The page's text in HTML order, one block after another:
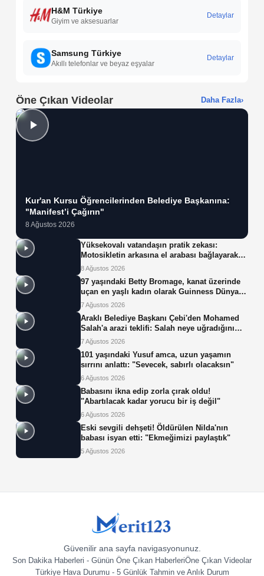
H&M Türkiye
Giyim ve aksesuarlar
Detaylar
Samsung Türkiye
Akıllı telefonlar ve beyaz eşyalar
Detaylar
Öne Çıkan Videolar Daha Fazla›
Kur'an Kursu Öğrencilerinden Belediye Başkanına:
"Manifest’i Çağırın"
8 Ağustos 2026
Yüksekovalı vatandaşın pratik zekası:
Motosikletin arkasına el arabası bağlayarak
üzerinde ot taşıdı
8 Ağustos 2026
97 yaşındaki Betty Bromage, kanat üzerinde
uçan en yaşlı kadın olarak Guinness Dünya
Rekoru'nu kırdı
7 Ağustos 2026
Araklı Belediye Başkanı Çebi'den Mohamed
Salah'a arazi teklifi: Salah neye uğradığını
şaşırdı!
7 Ağustos 2026
101 yaşındaki Yusuf amca, uzun yaşamın
sırrını anlattı: "Sevecek, sabırlı olacaksın"
6 Ağustos 2026
Babasını ikna edip zorla çırak oldu!
"Abartılacak kadar yorucu bir iş değil"
6 Ağustos 2026
Eski sevgili dehşeti! Öldürülen Nilda'nın
babası isyan etti: "Ekmeğimizi paylaştık"
5 Ağustos 2026
Güvenilir ana sayfa navigasyonunuz.
Son Dakika Haberleri - Günün Öne Çıkan HaberleriÖne Çıkan Videolar
Türkiye Hava Durumu - 5 Günlük Tahmin ve Anlık Durum